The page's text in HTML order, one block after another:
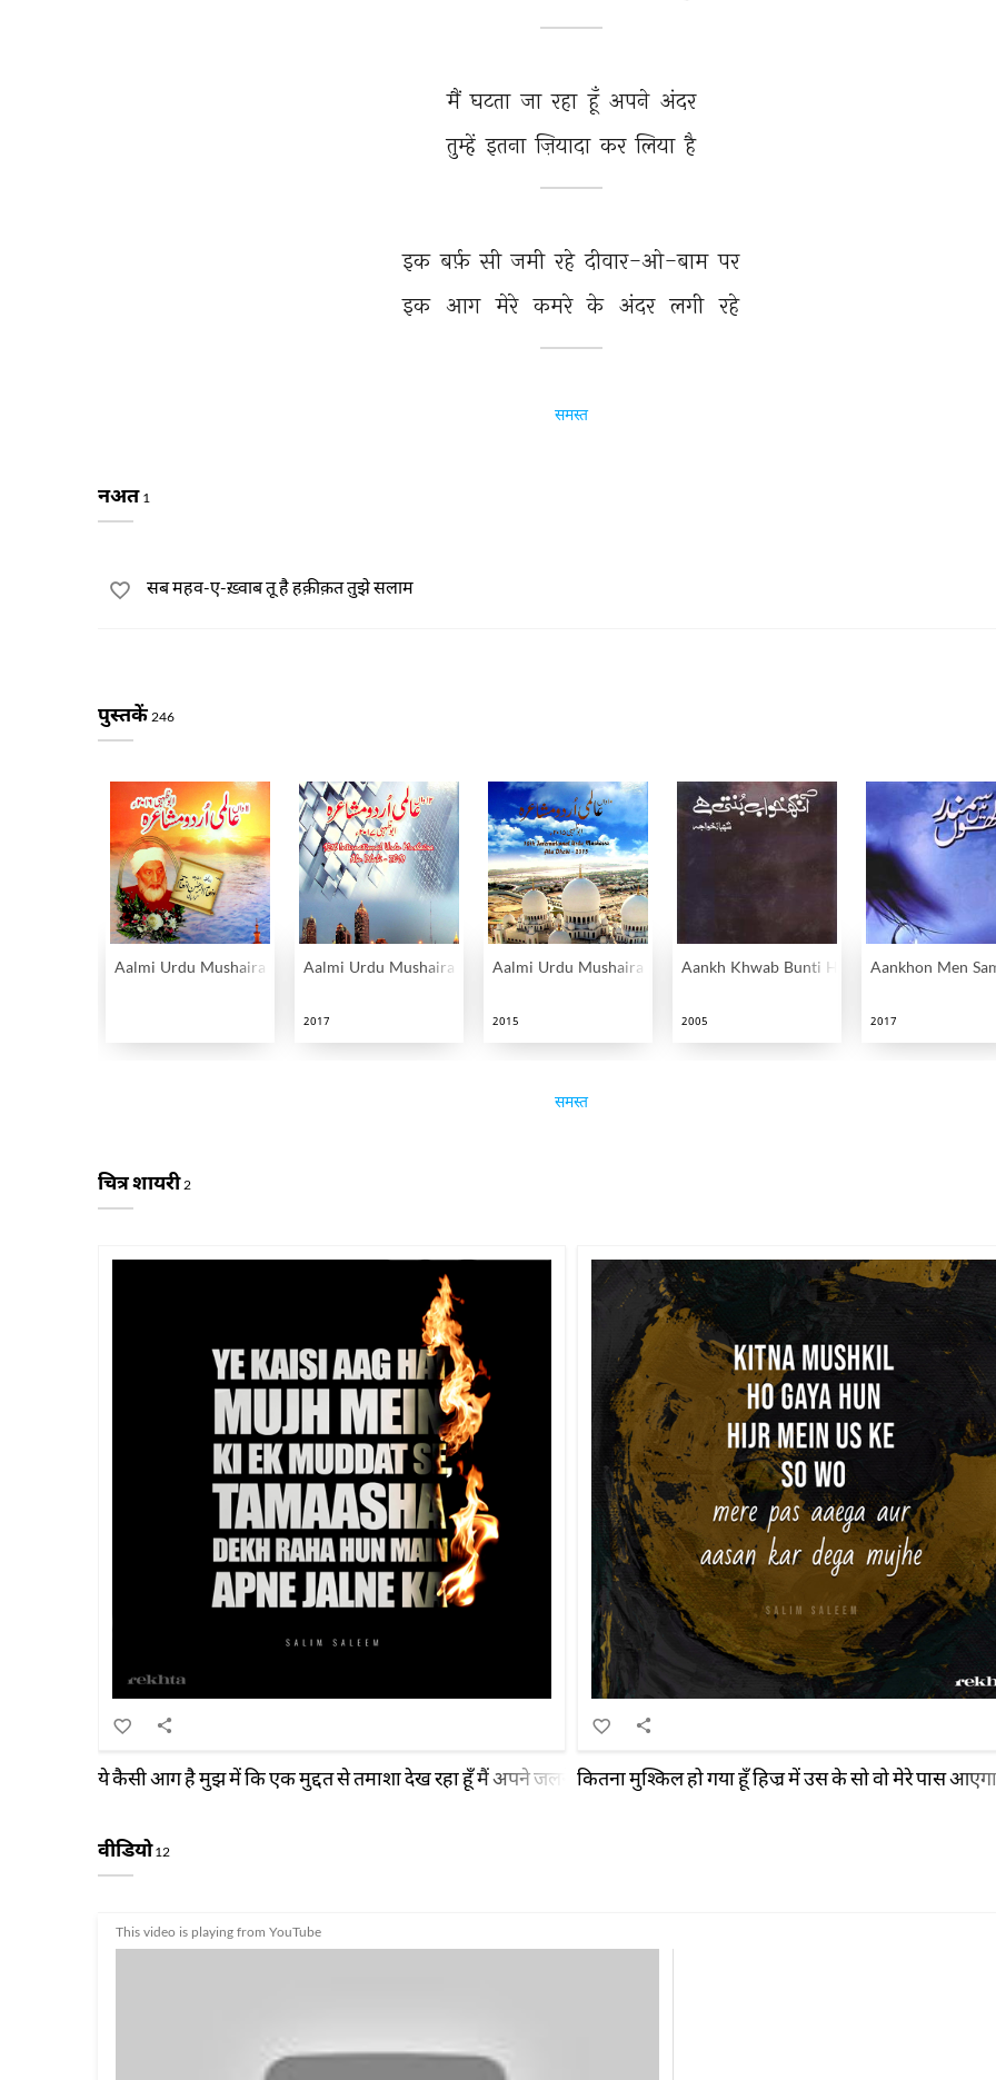
मैं घटता जा रहा हूँ अपने अंदर
तुम्हें इतना ज़ियादा कर लिया है
इक बर्फ़ सी जमी रहे दीवार-ओ-बाम पर
इक आग मेरे कमरे के अंदर लगी रहे
समस्त
नअत 1
सब महव-ए-ख़्वाब तू है हक़ीक़त तुझे सलाम
पुस्तकें 246
Aalmi Urdu Mushaira AbudahbiAalmi Urdu Mushaira Abudahbi
2017
Aalmi Urdu Mushaira Abudahbi
2015
Aankh Khwab Bunti Hai
2005
Aankhon Men
2017
समस्त
चित्र शायरी2
ये कैसी आग है मुझ में कि एक मुद्दत से तमाशा देख रहा हूँ मैं अपने जलने काकितना मुश्किल हो गया हूँ हिज्र में उस के सो वो मेरे पास
वीडियो12
This video is playing from YouTube